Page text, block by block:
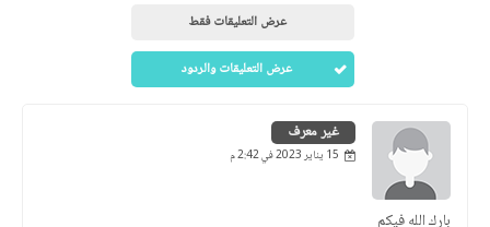
عرض التعليقات فقط
عرض التعليقات والردود
غير معرف
15 يناير 2023 في 2:42 م
بارك الله فيكم